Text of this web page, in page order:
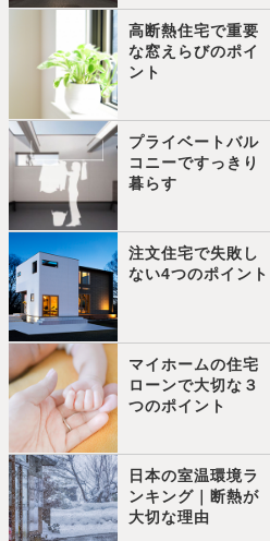
高断熱住宅で重要
な窓えらびのポイ
ント
プライベートバル
コニーですっきり
暮らす
注文住宅で失敗し
ない4つのポイント
マイホームの住宅
ローンで大切な３
つのポイント
日本の室温環境ラ
ンキング｜断熱が
大切な理由